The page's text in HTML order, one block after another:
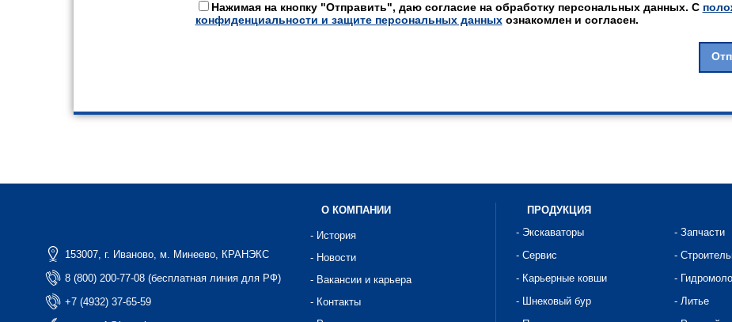
Нажимая на кнопку "Отправить", даю согласие на обработку персональных данных. С
конфиденциальности и защите персональных данныхознакомлен и согласен.
153007, г. Иваново, м. Минеево, КРАНЭКС
8 (800) 200-77-08 (бесплатная линия для РФ)
+7 (4932) 37-65-59
О КОМПАНИИ
- История
- Новости
- Вакансии и карьера
- Контакты
ПРОДУКЦИЯ
- Экскаваторы
- Запчасти
- Сервис
-
- Карьерные ковши
-
- Шнековый бур
- Литье